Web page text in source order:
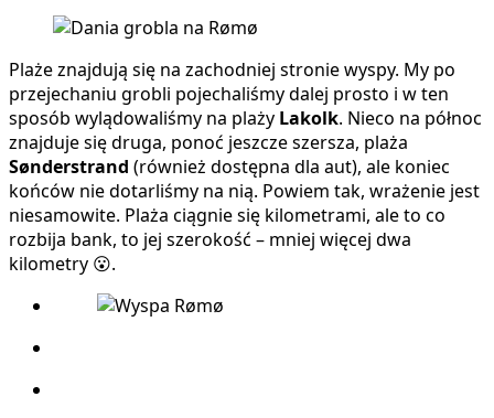
Plaże znajdują się na zachodniej stronie wyspy. My po
przejechaniu grobli pojechaliśmy dalej prosto i w ten
sposób wylądowaliśmy na plaży Lakolk. Nieco na północ
znajduje się druga, ponoć jeszcze szersza, plaża
Sønderstrand (również dostępna dla aut), ale koniec
końców nie dotarliśmy na nią. Powiem tak, wrażenie jest
niesamowite. Plaża ciągnie się kilometrami, ale to co
rozbija bank, to jej szerokość – mniej więcej dwa
kilometry 😮.